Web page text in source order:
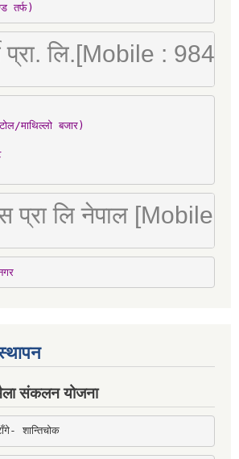
तर्फ)
प्रा. लि.[Mobile :
माथिल्लो बजार)
प्रा लि नेपाल [Mobile
संकलन योजना
शान्तिचोक